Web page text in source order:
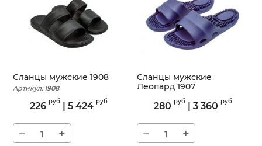
Сланцы мужские 1908
Артикул: 1908
226 руб | 5 424 руб
− +
Сланцы мужские
Леопард 1907
1907
280 руб| 3 360 руб
− +